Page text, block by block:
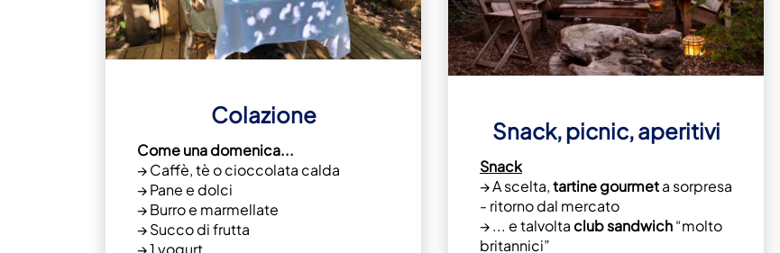
Colazione
Come una domenica...
→ Caffè, tè o cioccolata calda
→ Pane e dolci
→ Burro e marmellate
→ Succo di frutta
→ 1 yogurt
Snack, picnic, aperitivi
Snack
→ A scelta,tartine gourmeta sorpresa
- ritorno dal mercato
→ ... e talvoltaclub sandwich“molto
britannici”